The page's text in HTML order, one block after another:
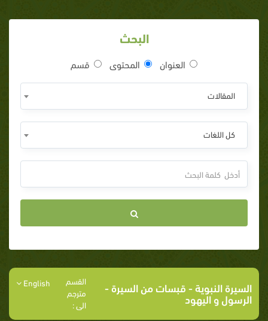
البحث
العنوان المحتوى قسم
المقالات
كل اللغات
السيرة النبوية-قبسات من السيرة-
الرسول و اليهود
القسم
مترجم
الى :
English